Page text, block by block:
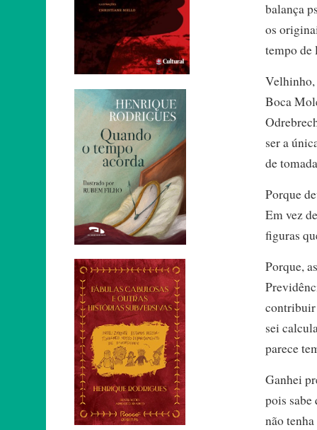
balança
os
tempo de
Boca
ser a
de
Porque
Em vez
figuras
Porque,
contribuir
sei
parece
Ganhei
pois sabe
não